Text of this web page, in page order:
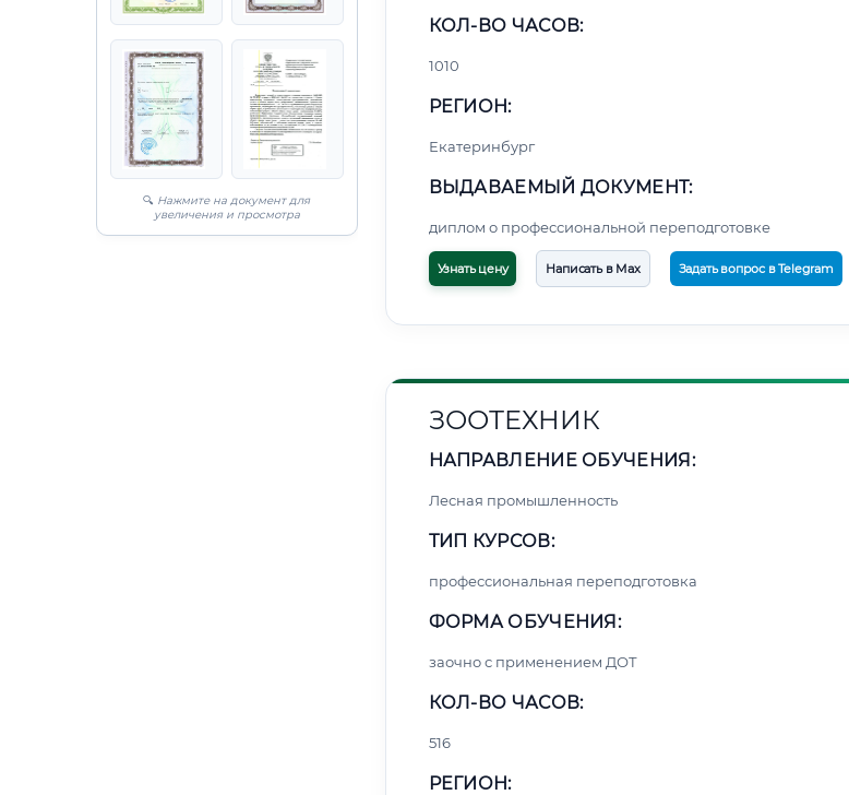
🔍 Нажмите на документ для
увеличения и просмотра
КОЛ-ВО ЧАСОВ:
1010
РЕГИОН:
Екатеринбург
ВЫДАВАЕМЫЙ ДОКУМЕНТ:
диплом о профессиональной переподготовке
Узнать цену Написать в Max Задать вопрос в Telegram
ЗООТЕХНИК
НАПРАВЛЕНИЕ ОБУЧЕНИЯ:
Лесная промышленность
ТИП КУРСОВ:
профессиональная переподготовка
ФОРМА ОБУЧЕНИЯ:
заочно с применением ДОТ
КОЛ-ВО ЧАСОВ:
516
РЕГИОН: